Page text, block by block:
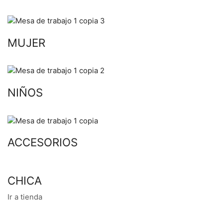
MUJER
NIÑOS
ACCESORIOS
CHICA
Ir a tienda